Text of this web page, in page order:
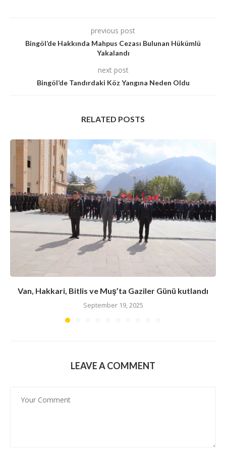
previous post
Bingöl’de Hakkında Mahpus Cezası Bulunan Hükümlü
Yakalandı
next post
Bingöl’de Tandırdaki Köz Yangına Neden Oldu
RELATED POSTS
Van, Hakkari, Bitlis ve Muş’ta Gaziler Günü kutlandı
September 19, 2025
LEAVE A COMMENT